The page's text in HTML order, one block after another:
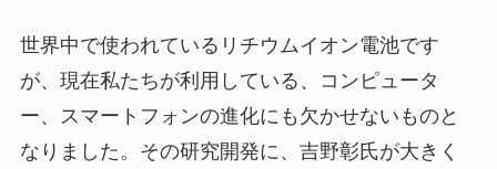
世界中で使われているリチウムイオン電池です
が、現在私たちが利用している、コンピュータ
ー、スマートフォンの進化にも欠かせないものと
なりました。その研究開発に、吉野彰氏が大きく